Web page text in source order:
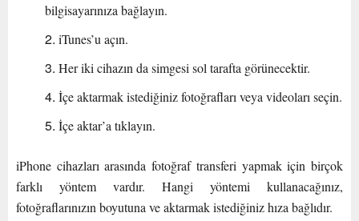
bilgisayarınıza bağlayın.
iTunes’u açın.
Her iki cihazın da simgesi sol tarafta görünecektir.
İçe aktarmak istediğiniz fotoğrafları veya videoları seçin.
İçe aktar’a tıklayın.
iPhone cihazları arasında fotoğraf transferi yapmak için birçok
farklı yöntem vardır. Hangi yöntemi kullanacağınız,
fotoğraflarınızın boyutuna ve aktarmak istediğiniz hıza bağlıdır.